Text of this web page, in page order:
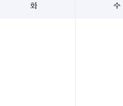
화 수